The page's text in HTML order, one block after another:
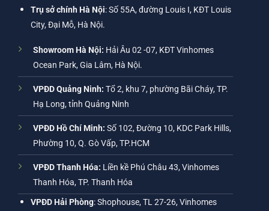
Trụ sở chính Hà Nội: Số 55A, đường Louis I, KĐT Louis
City, Đại Mỗ, Hà Nội.
Showroom Hà Nội: Hải Âu 02 -07, KĐT Vinhomes
Ocean Park, Gia Lâm, Hà Nội.
VPĐD Quảng Ninh: Tổ 2, khu 7, phường Bãi Cháy, TP.
Hạ Long, tỉnh Quảng Ninh
VPĐD Hồ Chí Minh: Số 102, Đường 10, KDC Park Hills,
Phường 10, Q. Gò Vấp, TP.HCM
VPĐD Thanh Hóa: Liền kề Phú Châu 43, Vinhomes
Thanh Hóa, TP. Thanh Hóa
VPĐD Hải Phòng: Shophouse, TL 27-26, Vinhomes